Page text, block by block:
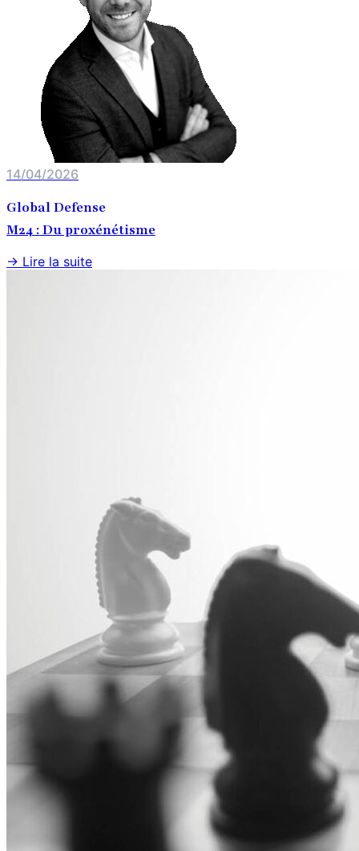
14/04/2026
Global Defense
M24 : Du proxénétisme
→ Lire la suite